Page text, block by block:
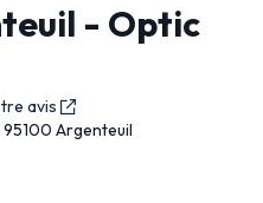
- Optic
avis
95100 Argenteuil